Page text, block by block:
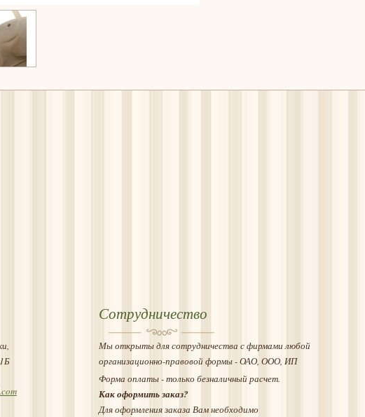
Сотрудничество
Мы открыты для сотрудничества с фирмами любой
организационно-правовой формы - ОАО, ООО, ИП
Форма оплаты - только безналичный расчет.
Как оформить заказ?
Для оформления заказа Вам необходимо